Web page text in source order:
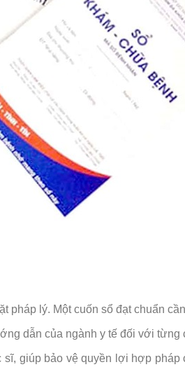
pháp lý. Một cuốn sổ đạt chuẩn
dẫn của ngành y tế đối với từng
giúp bảo vệ quyền lợi hợp